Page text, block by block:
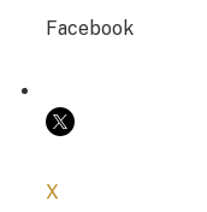
COPIER LE LIEN
Facebook
X